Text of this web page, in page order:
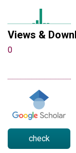
Views &
0
check